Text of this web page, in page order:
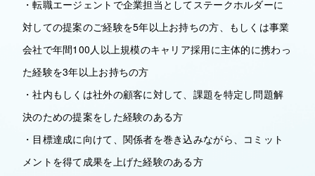
・転職エージェントで企業担当としてステークホルダーに
対しての提案のご経験を5年以上お持ちの方、もしくは事業
会社で年間100人以上規模のキャリア採用に主体的に携わっ
た経験を3年以上お持ちの方
・社内もしくは社外の顧客に対して、課題を特定し問題解
決のための提案をした経験のある方
・目標達成に向けて、関係者を巻き込みながら、コミット
メントを得て成果を上げた経験のある方